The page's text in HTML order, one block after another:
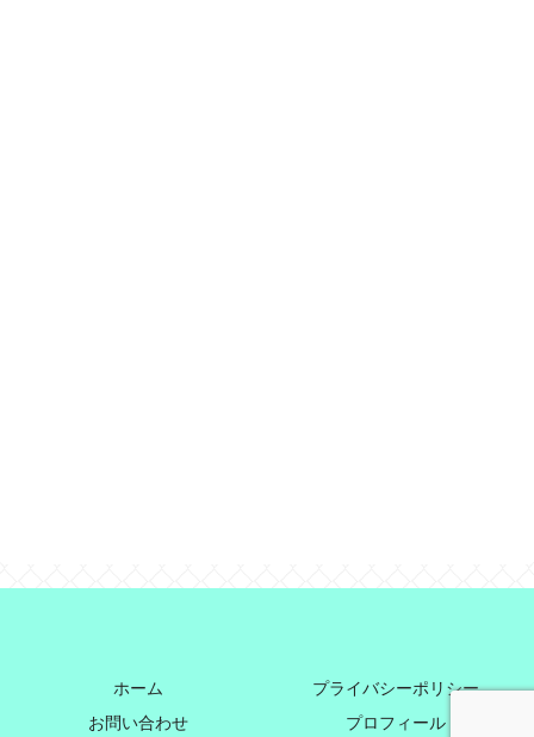
ホーム
プライバシーポリシー
お問い合わせ
プロフィール